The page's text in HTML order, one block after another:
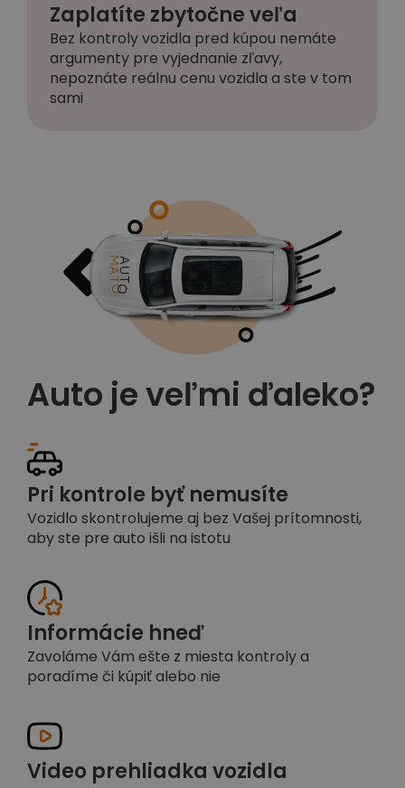
Zaplatíte zbytočne veľa
Bez kontroly vozidla pred kúpou nemáte
argumenty pre vyjednanie zľavy,
nepoznáte reálnu cenu vozidla a ste v tom
sami
Auto je veľmi ďaleko?
Pri kontrole byť nemusíte
Vozidlo skontrolujeme aj bez Vašej prítomnosti,
aby ste pre auto išli na istotu
Informácie hneď
Zavoláme Vám ešte z miesta kontroly a
poradíme či kúpiť alebo nie
Video prehliadka vozidla